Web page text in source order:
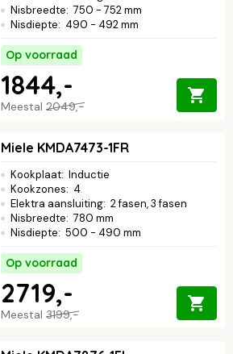
Nisbreedte: 750 - 752 mm
Nisdiepte: 490 - 492 mm
Op voorraad
Meestal 2049,-
1844,-
Miele KMDA7473-1FR
Kookplaat: Inductie
Kookzones: 4
Elektra aansluiting: 2 fasen, 3 fasen
Nisbreedte: 780 mm
Nisdiepte: 500 - 490 mm
Op voorraad
Meestal 3199,-
2719,-